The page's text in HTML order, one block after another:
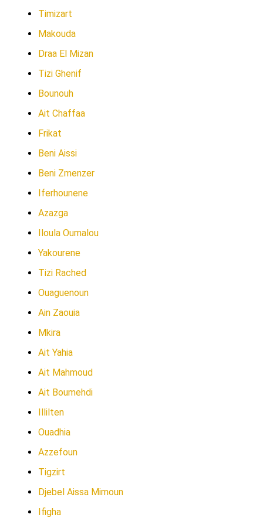
Timizart
Makouda
Draa El Mizan
Tizi Ghenif
Bounouh
Ait Chaffaa
Frikat
Beni Aissi
Beni Zmenzer
Iferhounene
Azazga
Iloula Oumalou
Yakourene
Tizi Rached
Ouaguenoun
Ain Zaouia
Mkira
Ait Yahia
Ait Mahmoud
Ait Boumehdi
Illilten
Ouadhia
Azzefoun
Tigzirt
Djebel Aissa Mimoun
Ifigha